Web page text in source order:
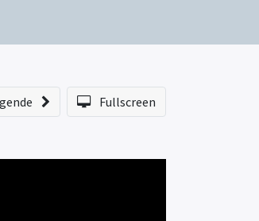
Fullscreen